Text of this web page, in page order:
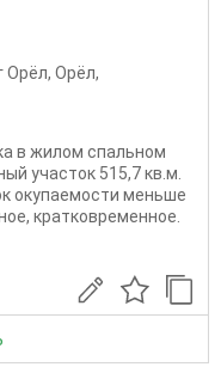
Орёл, Орёл,
в жилом спальном
участок 515,7 кв.м.
окупаемости меньше
кратковременное.